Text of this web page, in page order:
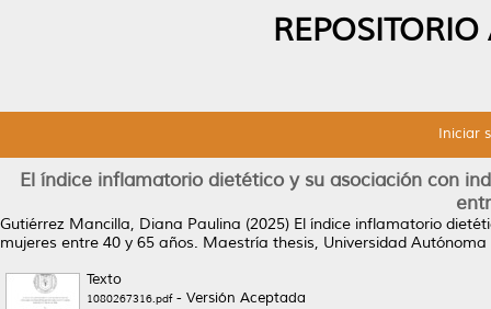
Iniciar
El índice inflamatorio dietético y su asociación con
Gutiérrez Mancilla, Diana Paulina (2025) El índice inflamatorio
mujeres entre 40 y 65 años. Maestría thesis, Universidad Autónoma
Texto
1080267316.pdf- Versión Aceptada